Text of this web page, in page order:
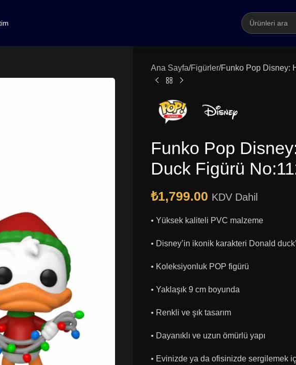
Ana Sayfa Figürler Funko Pop Disney:
Funko Pop
Duck Figürü
₺1,799.00 KDV Dahil
• Yüksek kaliteli PVC malzeme
• Disney’in ikonik karakteri Donald
• Koleksiyonluk POP figürü
• Yaklaşık 9 cm boyunda
• Renkli ve şık tasarım
• Dayanıklı ve uzun ömürlü yapı
• Evinizde ya da ofisinizde sergilemek